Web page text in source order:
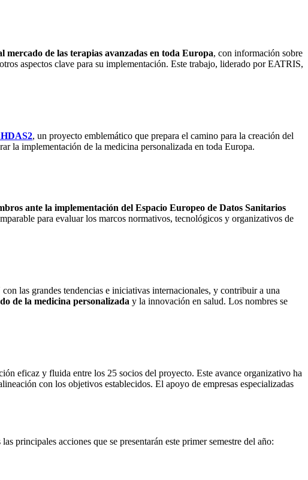
de las terapias avanzadas en toda Europa, con información sobre
aspectos clave para su implementación. Este trabajo, liderado por EATRIS,
, un proyecto emblemático que prepara el camino para la creación del
la implementación de la medicina personalizada en toda Europa.
ante la implementación del Espacio Europeo de Datos Sanitarios
para evaluar los marcos normativos, tecnológicos y organizativos de
las grandes tendencias e iniciativas internacionales, y contribuir a una
de la medicina personalizada y la innovación en salud. Los nombres se
eficaz y fluida entre los 25 socios del proyecto. Este avance organizativo ha
con los objetivos establecidos. El apoyo de empresas especializadas
principales acciones que se presentarán este primer semestre del año: